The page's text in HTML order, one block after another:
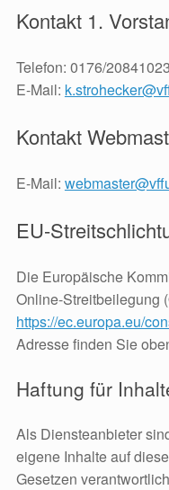
Kontakt 1.
Telefon: 0176/20841023‬
E-Mail:
Kontakt
E-Mail:
EU-
Die Europäische
Online-Streitbeilegung
https://ec.europa.eu/
Adresse finden Sie
Haftung für
Als Diensteanbieter
eigene Inhalte auf
Gesetzen